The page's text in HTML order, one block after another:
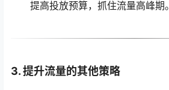
提高投放预算，抓住流量高峰期。
3. 提升流量的其他策略